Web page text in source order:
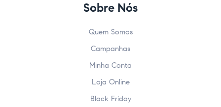
Sobre Nós
Quem Somos
Campanhas
Minha Conta
Loja Online
Black Friday